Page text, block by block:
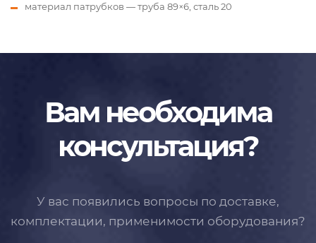
материал патрубков — труба 89×6, сталь 20
Вам необходима
консультация?
У вас появились вопросы по доставке,
комплектации, применимости оборудования?